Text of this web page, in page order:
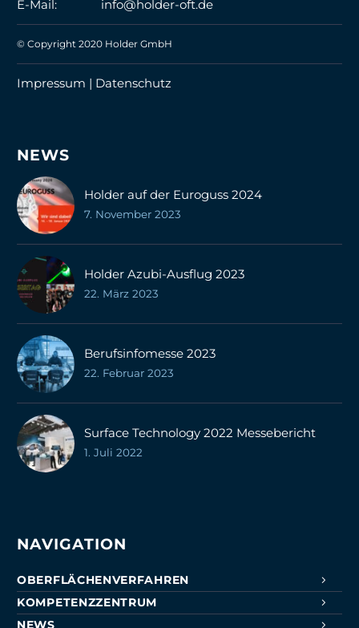
E-Mail:
info@holder-oft.de
© Copyright 2020 Holder GmbH
Impressum | Datenschutz
NEWS
Holder auf der Euroguss 2024
7. November 2023
Holder Azubi-Ausflug 2023
22. März 2023
Berufsinfomesse 2023
22. Februar 2023
Surface Technology 2022 Messebericht
1. Juli 2022
NAVIGATION
OBERFLÄCHENVERFAHREN
KOMPETENZZENTRUM
NEWS